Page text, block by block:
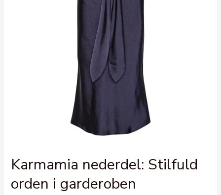
Karmamia nederdel: Stilfuld
orden i garderoben